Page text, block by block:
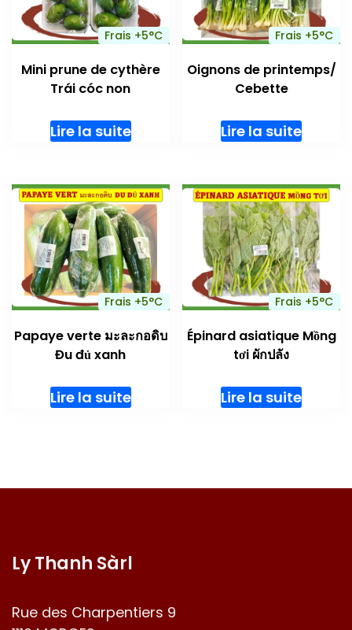
Frais +5°C
Mini prune de cythère
Trái cóc non
Lire la suite
Frais +5°C
Oignons de printemps/
Cebette
Lire la suite
Frais +5°C
Papaye verte มะละกอดิบ
Đu đủ xanh
Lire la suite
Frais +5°C
Épinard asiatique Mồng
tơi ผักปลัง
Lire la suite
Ly Thanh Sàrl
Rue des Charpentiers 9